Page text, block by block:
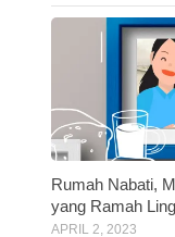
Rumah Nabati,
yang Ramah
APRIL 2, 2023